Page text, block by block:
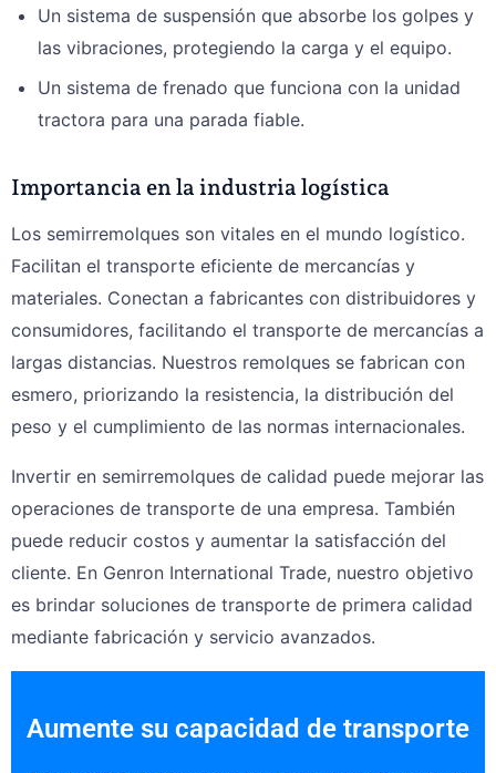
Un sistema de suspensión que absorbe los golpes y
las vibraciones, protegiendo la carga y el equipo.
Un sistema de frenado que funciona con la unidad
tractora para una parada fiable.
Importancia en la industria logística
Los semirremolques son vitales en el mundo logístico.
Facilitan el transporte eficiente de mercancías y
materiales. Conectan a fabricantes con distribuidores y
consumidores, facilitando el transporte de mercancías a
largas distancias. Nuestros remolques se fabrican con
esmero, priorizando la resistencia, la distribución del
peso y el cumplimiento de las normas internacionales.
Invertir en semirremolques de calidad puede mejorar las
operaciones de transporte de una empresa. También
puede reducir costos y aumentar la satisfacción del
cliente. En Genron International Trade, nuestro objetivo
es brindar soluciones de transporte de primera calidad
mediante fabricación y servicio avanzados.
Aumente su capacidad de transporte